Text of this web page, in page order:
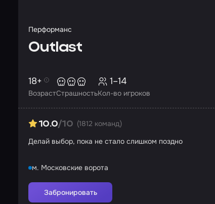
Перформанс
Outlast
Возраст
18+
СтрашностьКол-во игроков
1–14
10.0/10 (1812 команд)
Делай выбор, пока не стало слишком поздно
м. Московские ворота
Забронировать